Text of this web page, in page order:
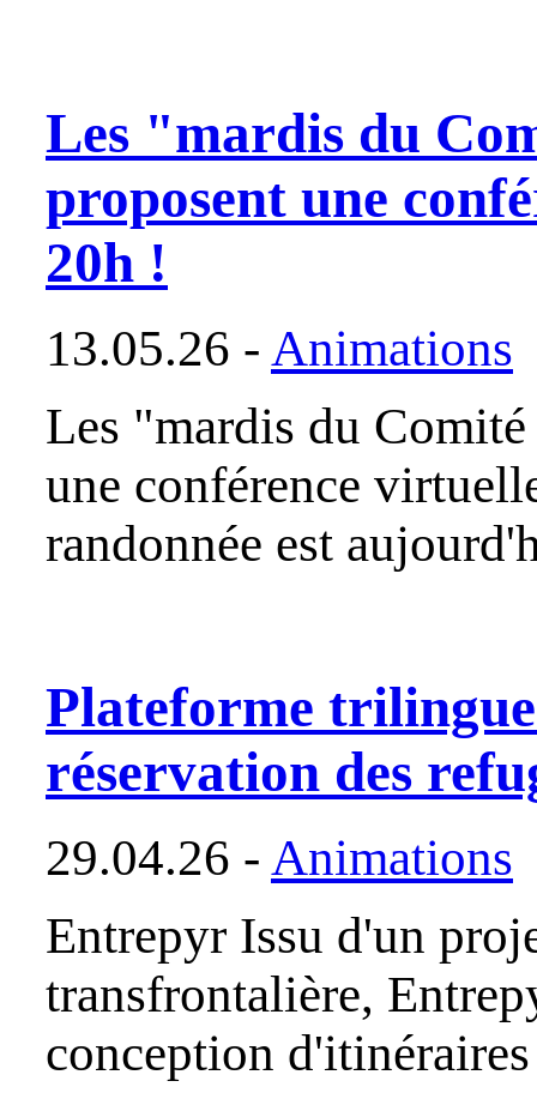
Les "mardis du
proposent une
20h !
13.05.26 - Animations
Les "mardis du
une conférence
randonnée est
Plateforme
réservation des
29.04.26 - Animations
Entrepyr Issu d'un
transfrontalière,
conception